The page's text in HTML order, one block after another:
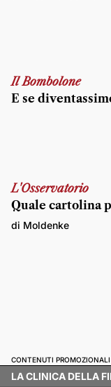
Il Bombolone
E se
L'Osservatorio
Quale cartolina
di Moldenke
CONTENUTI PROMOZIONALI
LA CLINICA DELLA